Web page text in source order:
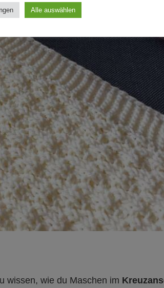
wissen, wie du Maschen im
Alle auswählen